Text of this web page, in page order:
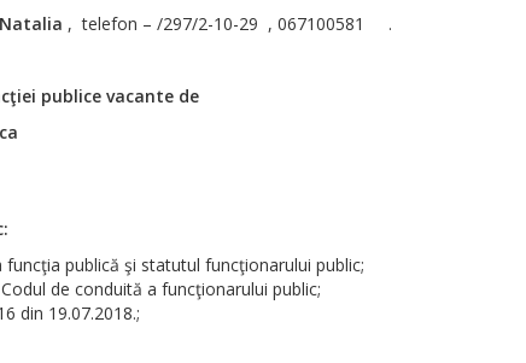
, telefon – /297/2-10-29 , 067100581 .
publice vacante de
funcţia publică şi statutul funcţionarului public;
de conduită a funcţionarului public;
din 19.07.2018.;